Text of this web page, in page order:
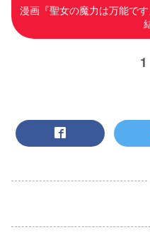
漫画『聖女の魔力は万能で
1